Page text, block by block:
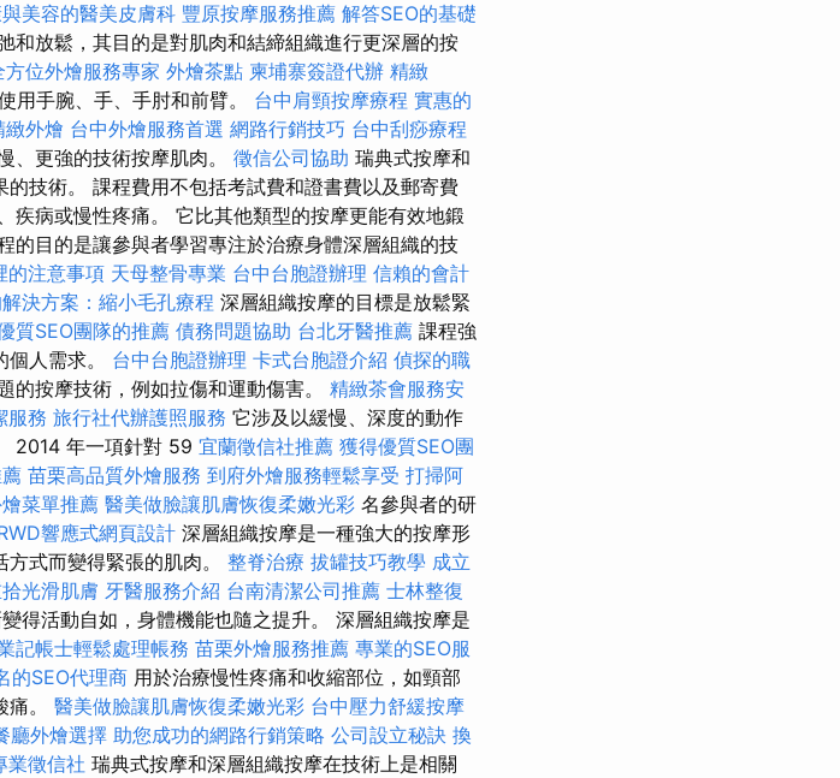
美容的醫美皮膚科 豐原按摩服務推薦 解答SEO的基礎
和放鬆，其目的是對肌肉和結締組織進行更深層的按
方位外燴服務專家 外燴茶點 柬埔寨簽證代辦 精緻
用手腕、手、手肘和前臂。 台中肩頸按摩療程 實惠的
緻外燴 台中外燴服務首選 網路行銷技巧 台中刮痧療程
、更強的技術按摩肌肉。 徵信公司協助 瑞典式按摩和
技術。 課程費用不包括考試費和證書費以及郵寄費
疾病或慢性疼痛。 它比其他類型的按摩更能有效地鍛
的目的是讓參與者學習專注於治療身體深層組織的技
的注意事項 天母整骨專業 台中台胞證辦理 信賴的會計
決方案：縮小毛孔療程 深層組織按摩的目標是放鬆緊
質SEO團隊的推薦 債務問題協助 台北牙醫推薦 課程強
人需求。 台中台胞證辦理 卡式台胞證介紹 偵探的職
的按摩技術，例如拉傷和運動傷害。 精緻茶會服務安
服務 旅行社代辦護照服務 它涉及以緩慢、深度的動作
2014 年一項針對 59 宜蘭徵信社推薦 獲得優質SEO團
苗栗高品質外燴服務 到府外燴服務輕鬆享受 打掃阿
菜單推薦 醫美做臉讓肌膚恢復柔嫩光彩 名參與者的研
響應式網頁設計 深層組織按摩是一種強大的按摩形
式而變得緊張的肌肉。 整脊治療 拔罐技巧教學 成立
光滑肌膚 牙醫服務介紹 台南清潔公司推薦 士林整復
得活動自如，身體機能也隨之提升。 深層組織按摩是
記帳士輕鬆處理帳務 苗栗外燴服務推薦 專業的SEO服
的SEO代理商 用於治療慢性疼痛和收縮部位，如頸部
。 醫美做臉讓肌膚恢復柔嫩光彩 台中壓力舒緩按摩
廳外燴選擇 助您成功的網路行銷策略 公司設立秘訣 換
業徵信社 瑞典式按摩和深層組織按摩在技術上是相關